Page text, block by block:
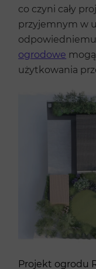
co czyni cały
przyjemnym w
ogrodowe
użytkowania
Projekt ogrodu